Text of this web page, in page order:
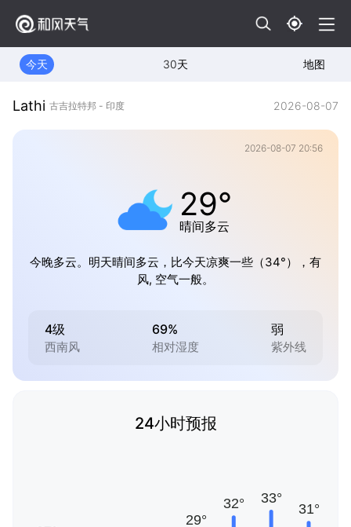
今天 30天 地图
Lathi 古吉拉特邦 - 印度 2026-08-07
2026-08-07 20:56
29°
晴间多云
今晚多云。明天晴间多云，比今天凉爽一些（34°），有
风, 空气一般。
4级
西南风
69%
相对湿度
弱
紫外线
24小时预报